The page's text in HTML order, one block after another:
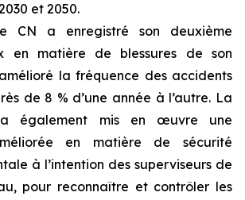
et 2050.
CN a enregistré son deuxième
en matière de blessures de son
la fréquence des accidents
de 8 % d’une année à l’autre. La
a également mis en œuvre une
en matière de sécurité
à l’intention des superviseurs de
pour reconnaître et contrôler les